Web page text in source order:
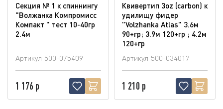
Секция № 1 к спиннингу
"Волжанка Компромисс
Компакт " тест 10-40гр
2.4м
Артикул 500-075409
1 176 р
Квивертип 3oz (carbon) к
удилищу фидер
"Volzhanka Atlas" 3.6м
90+гр; 3.9м 120+гр ; 4.2м
120+гр
Артикул 500-034017
1 210 р